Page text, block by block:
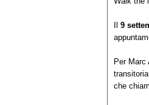
9
Per
che